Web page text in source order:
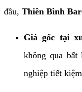
đầu, Thiên Bình
Giá gốc tại
không qua bất
nghiệp tiết